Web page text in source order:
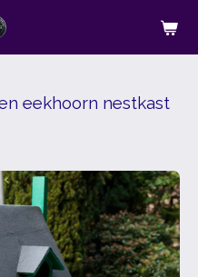
eekhoorn nestkast